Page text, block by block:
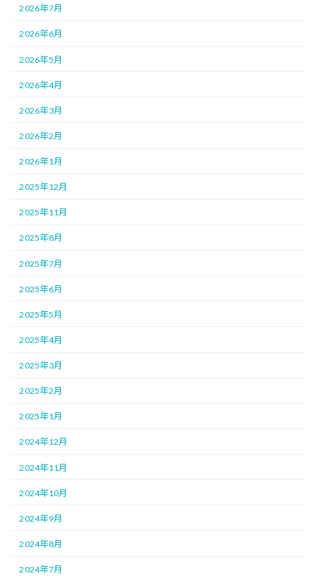
2026年7月
2026年6月
2026年5月
2026年4月
2026年3月
2026年2月
2026年1月
2025年12月
2025年11月
2025年8月
2025年7月
2025年6月
2025年5月
2025年4月
2025年3月
2025年2月
2025年1月
2024年12月
2024年11月
2024年10月
2024年9月
2024年8月
2024年7月